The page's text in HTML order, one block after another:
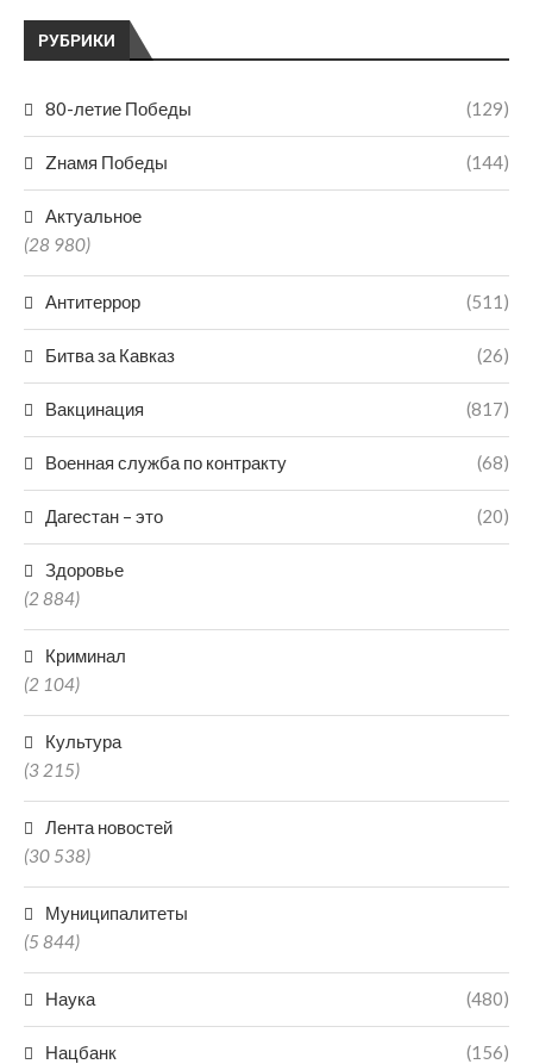
РУБРИКИ
80-летие Победы (129)
Zнамя Победы (144)
Актуальное
(28 980)
Антитеррор (511)
Битва за Кавказ (26)
Вакцинация (817)
Военная служба по контракту (68)
Дагестан – это (20)
Здоровье
(2 884)
Криминал
(2 104)
Культура
(3 215)
Лента новостей
(30 538)
Муниципалитеты
(5 844)
Наука (480)
Нацбанк (156)